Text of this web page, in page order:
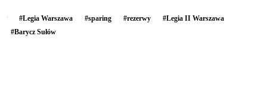
#Legia Warszawa #sparing #rezerwy #Legia II Warszawa
#Barycz Sułów